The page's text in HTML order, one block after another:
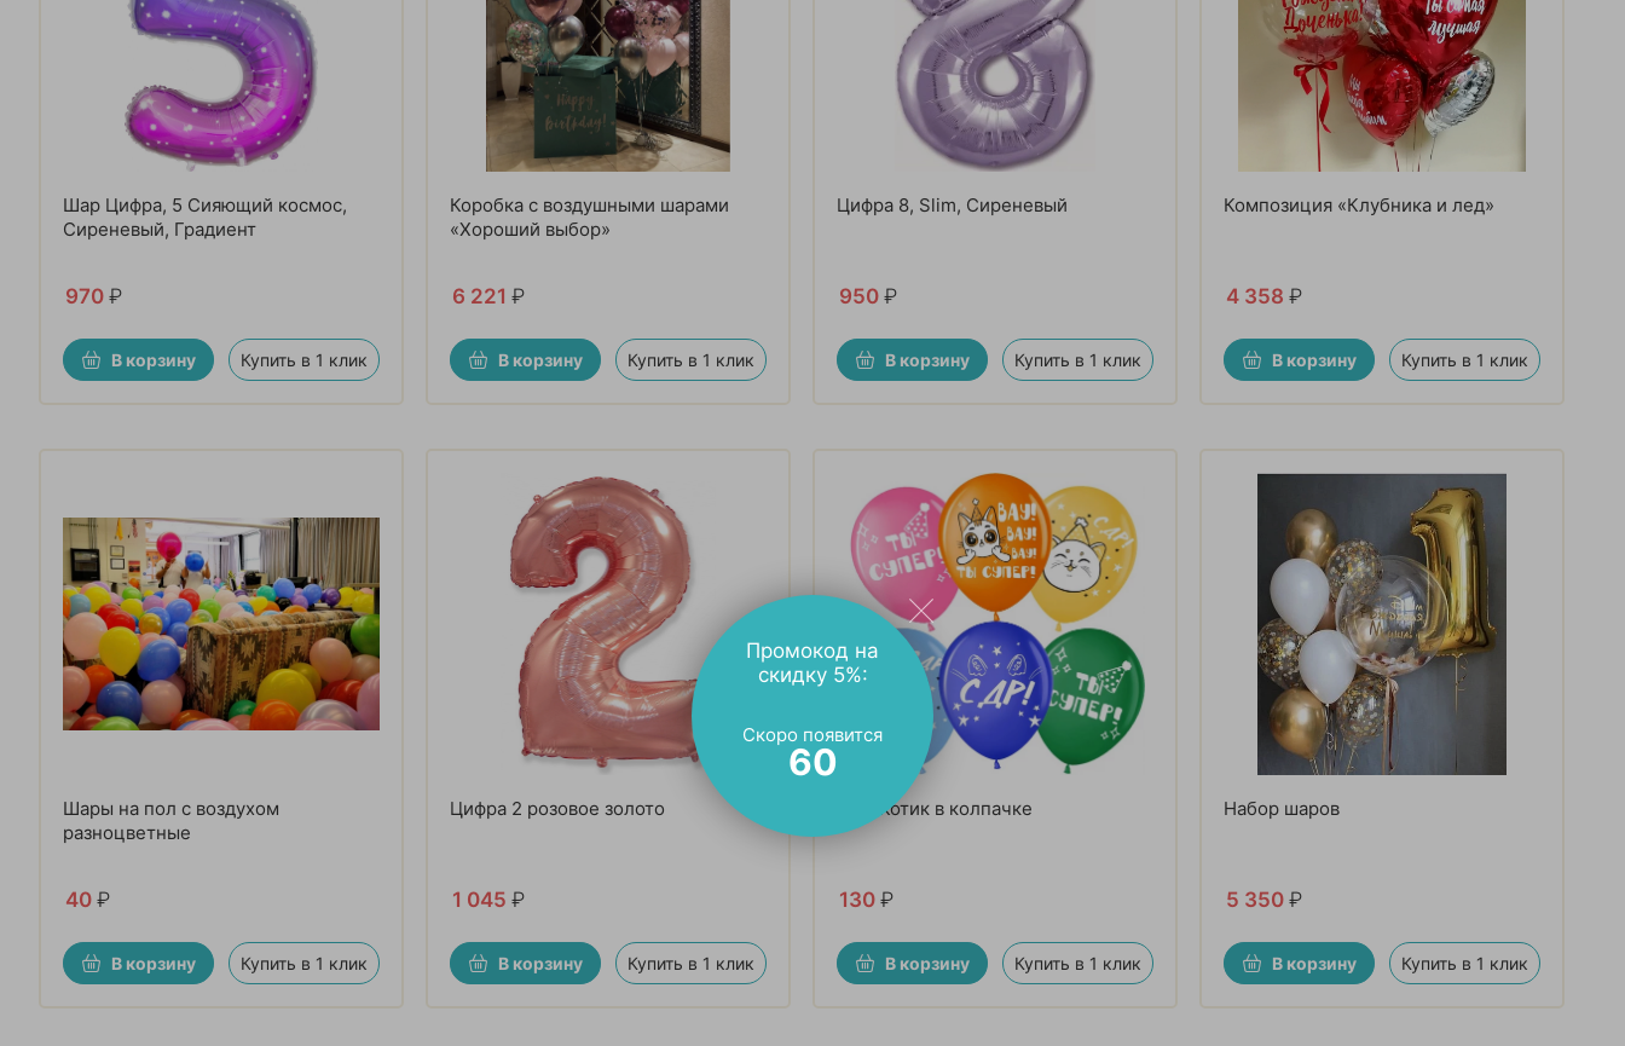
Шар Цифра, 5 Сияющий космос,
Сиреневый, Градиент
970 ₽
В корзину Купить в 1 клик
Коробка с воздушными шарами
«Хороший выбор»
6 221 ₽
В корзину Купить в 1 клик
Цифра 8, Slim, Сиреневый
950 ₽
В корзину Купить в 1 клик
Композиция «Клубника и лед»
4 358 ₽
В корзину Купить в 1 клик
Шары на пол с воздухом
разноцветные
40 ₽
В корзину Купить в 1 клик
Цифра 2 розовое золото
1 045 ₽
В корзину Купить в 1 клик
Шар Котик в колпачке
130 ₽
В корзину Купить в 1 клик
Набор шаров
5 350 ₽
В корзину Купить в 1 клик
Промокод на
скидку 5%:
Скоро появится
58